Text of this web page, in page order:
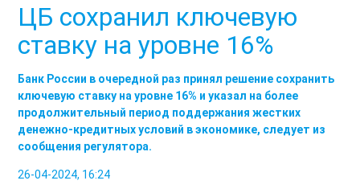
ЦБ сохранил ключевую
ставку на уровне 16%
Банк России в очередной раз принял решение сохранить
ключевую ставку на уровне 16% и указал на более
продолжительный период поддержания жестких
денежно-кредитных условий в экономике, следует из
сообщения регулятора.
26-04-2024, 16:24